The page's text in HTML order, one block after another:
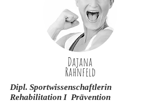
Dajana
Rahnfeld
Dipl. Sportwissenschaftlerin
Rehabilitation I Prävention